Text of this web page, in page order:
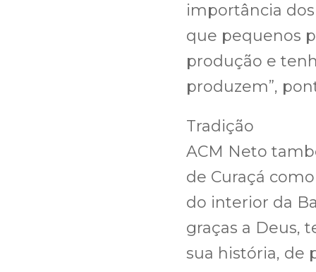
importância
que pequenos
produção e
produzem”,
Tradição
ACM Neto
de Curaçá
do interior da
graças a Deus,
sua história, de